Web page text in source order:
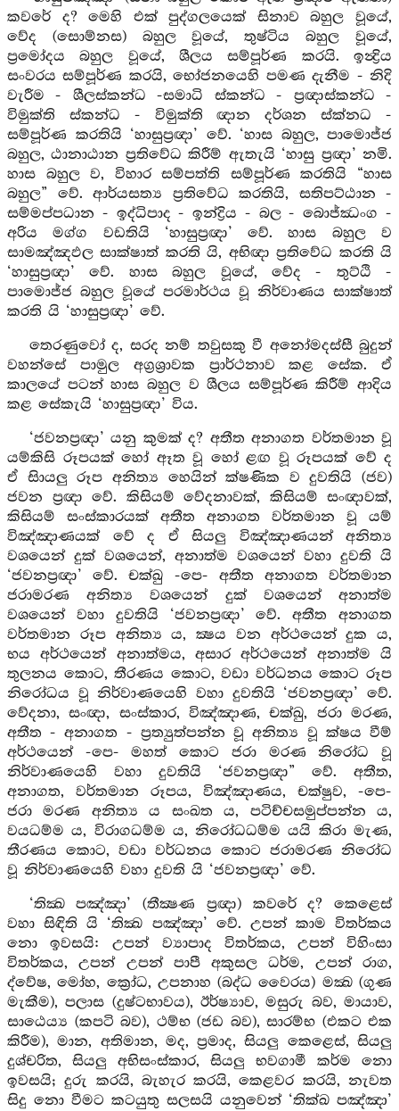
කවරේ ද? මෙහි එක් පුද්ගලයෙක් සිනාව බහුල වූයේ,
වේද (සොම්නස) බහුල වූයේ, තුෂ්ටිය බහුල වූයේ,
ප්‍රමෝදය බහුල වූයේ, ශීලය සම්පූර්ණ කරයි. ඉන්‍ද්‍රිය
සංවරය සම්පූර්ණ කරයි, භෝජනයෙහි පමණ දැනීම - නිදි
වැරීම - ශීලස්කන්ධ -සමාධි ස්කන්ධ - ප්‍රඥාස්කන්ධ -
විමුක්ති ස්කන්ධ - විමුක්ති ඥාන දර්ශන ස්ක්නධ -
සම්පූර්ණ කරතියි ‘හාසුප්‍රඥා’ වේ. ‘හාස බහුල, පාමොජ්ජ
බහුල, ඨානාඨාන ප්‍රතිවේධ කිරීම් ඇතැයි ‘හාසු ප්‍රඥා’ නමි.
හාස බහුල ව, විහාර සම්පත්ති සම්පූර්ණ කරතියි “හාස
බහුල” වේ. ආර්යසත්‍ය ප්‍රතිවේධ කරතියි, සතිපට්ඨාන -
සම්මප්පධාන - ඉද්ධිපාද - ඉන්ද්‍රිය - බල - බොජ්ඣංග -
අරිය මග්ග වඩතියි ‘හාසුප්‍රඥා’ වේ. හාස බහුල ව
සාමඤ්ඤඵල සාක්ෂාත් කරති යි, අභිඥා ප්‍රතිවේධ කරති යි
‘හාසුප්‍රඥා’ වේ. හාස බහුල වූයේ, වේද - තුට්ඨි -
පාමොජ්ජ බහුල වූයේ පරමාර්ථය වූ නිර්වාණය සාක්ෂාත්
කරති යි ‘හාසුප්‍රඥා’ වේ.
තෙරණුවෝ ද, සරද නම් තවුසකු වී අනෝමදස්සී බුදුන්
වහන්සේ පාමුල අග්‍රශ්‍රාවක ප්‍රාර්ථනාව කළ සේක. ඒ
කාලයේ පටන් හාස බහුල ව ශීලය සම්පූර්ණ කිරීම් ආදිය
කළ සේකැයි ‘හාසුප්‍රඥා’ විය.
‘ජවනප්‍රඥා’ යනු කුමක් ද? අතීත අනාගත වර්තමාන වූ
යම්කිසි රූපයක් හෝ ඈත වූ හෝ ළඟ වූ රූපයක් වේ ද
ඒ සිායලු රූප අනිත්‍ය හෙයින් ක්ෂණික ව දුවතියි (ජව)
ජවන ප්‍රඥා වේ. කිසියම් වේදනාවක්, කිසියම් සංඥාවක්,
කිසියම් සංස්කාරයක් අතීත අනාගත වර්තමාන වූ යම්
විඤ්ඤාණයක් වේ ද ඒ සියලු විඤ්ඤාණයන් අනිත්‍ය
වශයෙන් දුක් වශයෙන්, අනාත්ම වශයෙන් වහා දුවති යි
‘ජවනප්‍රඥා’ වේ. චක්ඛු -පෙ- අතීත අනාගත වර්තමාන
ජරාමරණ අනිත්‍ය වශයෙන් දුක් වශයෙන් අනාත්ම
වශයෙන් වහා දුවතියි ‘ජවනප්‍රඥා’ වේ. අතීත අනාගත
වර්තමාන රූප අනිත්‍ය ය, ක්‍ෂය වන අර්ථයෙන් දුක ය,
භය අර්ථයෙන් අනාත්මය, අසාර අර්ථයෙන් අනාත්ම යි
තුලනය කොට, තීරණය කොට, වඩා වර්ධනය කොට රූප
නිරෝධය වූ නිර්වාණයෙහි වහා දුවතියි ‘ජවනප්‍රඥා’ වේ.
වේදනා, සංඥා, සංස්කාර, විඤ්ඤාණ, චක්ඛු, ජරා මරණ,
අතීත - අනාගත - ප්‍රත්‍යුත්පන්න වූ අනිත්‍ය වූ ක්ෂය වීම්
අර්ථයෙන් -පෙ- මහත් කොට ජරා මරණ නිරෝධ වූ
නිර්වාණයෙහි වහා දුවතියි ‘ජවනප්‍රඥා” වේ. අතීත,
අනාගත, වර්තමාන රූපය, විඤ්ඤාණය, චක්ෂුව, -පෙ-
ජරා මරණ අනිත්‍ය ය සංඛත ය, පටිච්චසමුප්පන්න ය,
වයධම්ම ය, විරාගධම්ම ය, නිරෝධධම්ම යයි කිරා මැණ,
තීරණය කොට, වඩා වර්ධනය කොට ජරාමරණ නිරෝධ
වූ නිර්වාණයෙහි වහා දුවති යි ‘ජවනප්‍රඥා’ වේ.
‘තික්‍ඛ පඤ්ඤා’ (තීක්‍ෂණ ප්‍රඥා) කවරේ ද? කෙළෙස්
වහා සිඳිති යි ‘තික්‍ඛ පඤ්ඤා’ වේ. උපන් කාම විතර්කය
නො ඉවසයි: උපන් ව්‍යාපාද විතර්කය, උපන් විහිංසා
විතර්කය, උපන් උපන් පාපී අකුසල ධර්ම, උපන් රාග,
ද්වේෂ, මෝහ, ක්‍රෝධ, උපනාහ (බද්ධ වෛරය) මක්‍ඛ (ගුණ
මැකීම), පලාස (දුෂ්ටභාවය), ඊර්ෂ්‍යාව, මසුරු බව, මායාව,
සාඨෙය්‍ය (කපටි බව), ථම්භ (ජඩ බව), සාරම්භ (එකට එක
කිරීම), මාන, අතිමාන, මද, ප්‍රමාද, සියලු කෙළෙස්, සියලු
දුශ්චරිත, සියලු අභිසංස්කාර, සියලු භවගාමී කර්ම නො
ඉවසයි; දුරු කරයි, බැහැර කරයි, කෙළවර කරයි, නැවත
සිදු නො වීමට කටයුතු සලසයි යනුවෙන් ‘තික්ඛ පඤ්ඤා’